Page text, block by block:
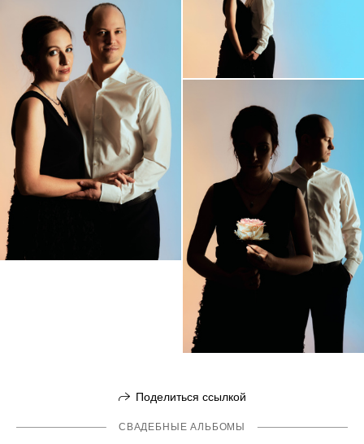
Поделиться ссылкой
СВАДЕБНЫЕ АЛЬБОМЫ